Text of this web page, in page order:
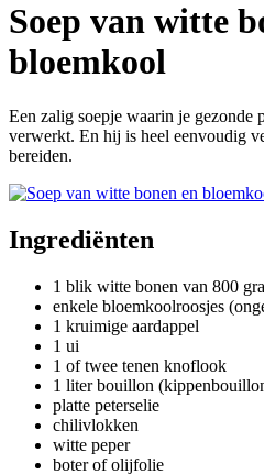
Soep van witte
bloemkool
Een zalig soepje waarin je gezonde
verwerkt. En hij is heel eenvoudig
bereiden.
Ingrediënten
1 blik witte bonen van 800
enkele bloemkoolroosjes
1 kruimige aardappel
1 ui
1 of twee tenen knoflook
1 liter bouillon
platte peterselie
chilivlokken
witte peper
boter of olijfolie